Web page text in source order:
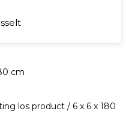
cm
los product / 6 x 6 x 180